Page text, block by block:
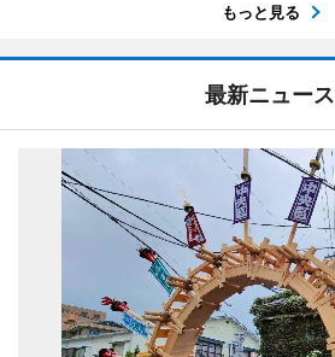
もっと見る
最新ニュース